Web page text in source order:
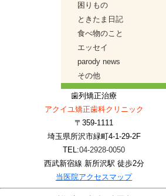
困りもの
ときたま日記
食べ物のこと
エッセイ
parody news
その他
歯列矯正治療
アクイユ矯正歯科クリニック
〒359-1111
埼玉県所沢市緑町4-1-29-2F
TEL:04-2928-0050
西武新宿線 新所沢駅 徒歩2分
当医院アクセスマップ